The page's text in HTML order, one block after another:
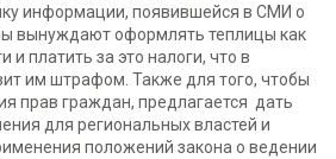
информации, появившейся в СМИ о
вынуждают оформлять теплицы как
платить за это налоги, что в
им штрафом. Также для того, чтобы
прав граждан, предлагается дать
для региональных властей и
положений закона о ведении